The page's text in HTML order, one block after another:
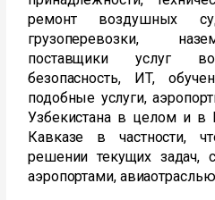
ремонт воздушных
грузоперевозки,
поставщики услуг
безопасность, ИТ,
подобные услуги,
Узбекистана в целом и в
Кавказе в частности,
решении текущих задач,
аэропортами,